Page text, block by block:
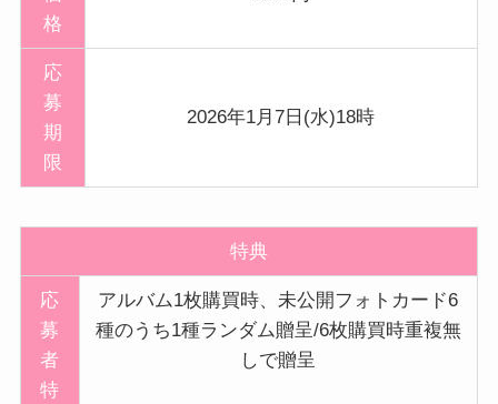
格
応
募
期
限
2026年1月7日(水)18時
特典
応
募
者
特
アルバム1枚購買時、未公開フォトカード6
種のうち1種ランダム贈呈/6枚購買時重複無
しで贈呈